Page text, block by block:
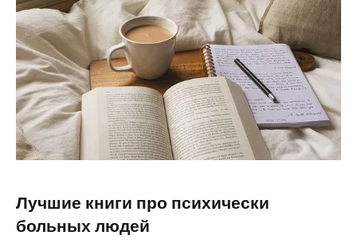
Лучшие книги про психически
больных людей